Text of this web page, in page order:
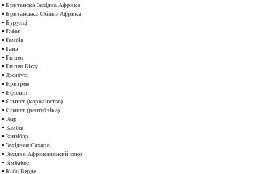
• Британска Західна Африка
• Британська Східна Африка
• Бурунді
• Габон
• Гамбія
• Гана
• Гвінея
• Гвінея Бісау
• Джибуті
• Еритрея
• Ефіопія
• Єгипет (королівство)
• Єгипет (республіка)
• Заїр
• Замбія
• Занзібар
• Західная Сахара
• Західно Африканський союз
• Зімбабве
• Кабо-Верде